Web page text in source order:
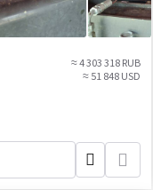
≈ 4 303 318 RUB
≈ 51 848 USD